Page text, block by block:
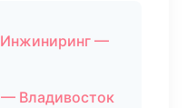
—
Владивосток